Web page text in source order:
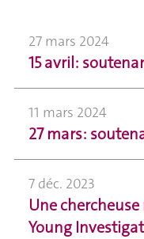
27 mars 2024
15 avril:
11 mars 2024
27 mars:
7 déc. 2023
Une
Young